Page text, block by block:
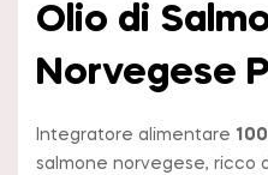
Olio di
Norvegese
Integratore alimentare
salmone norvegese, ricco